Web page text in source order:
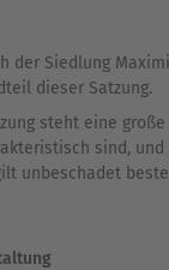
der Siedlung
dieser Satzung.
steht eine
sind,
unbeschadet